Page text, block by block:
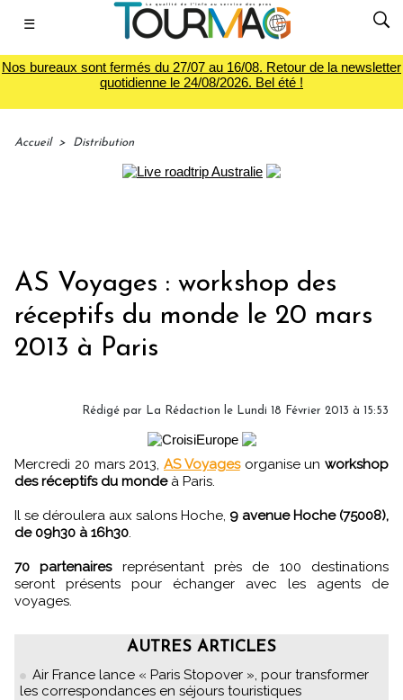
☰
Nos bureaux sont fermés du 27/07 au 16/08. Retour de la newsletter
quotidienne le 24/08/2026. Bel été !
Accueil > Distribution
AS Voyages : workshop des
réceptifs du monde le 20 mars
2013 à Paris
Rédigé par La Rédaction le Lundi 18 Février 2013 à 15:53
Mercredi 20 mars 2013, AS Voyagesorganise un workshop
des réceptifs du mondeà Paris.
Il se déroulera aux salons Hoche, 9 avenue Hoche (75008),
de 09h30 à 16h30.
70 partenairesreprésentant près de 100 destinations
seront présents pour échanger avec les agents de
voyages.
AUTRES ARTICLES
Air France lance « Paris Stopover », pour transformer
les correspondances en séjours touristiques